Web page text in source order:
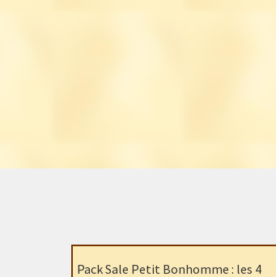
Pack Sale Petit Bonhomme : les 4